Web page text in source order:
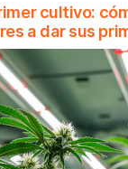
cultivo:
a dar sus